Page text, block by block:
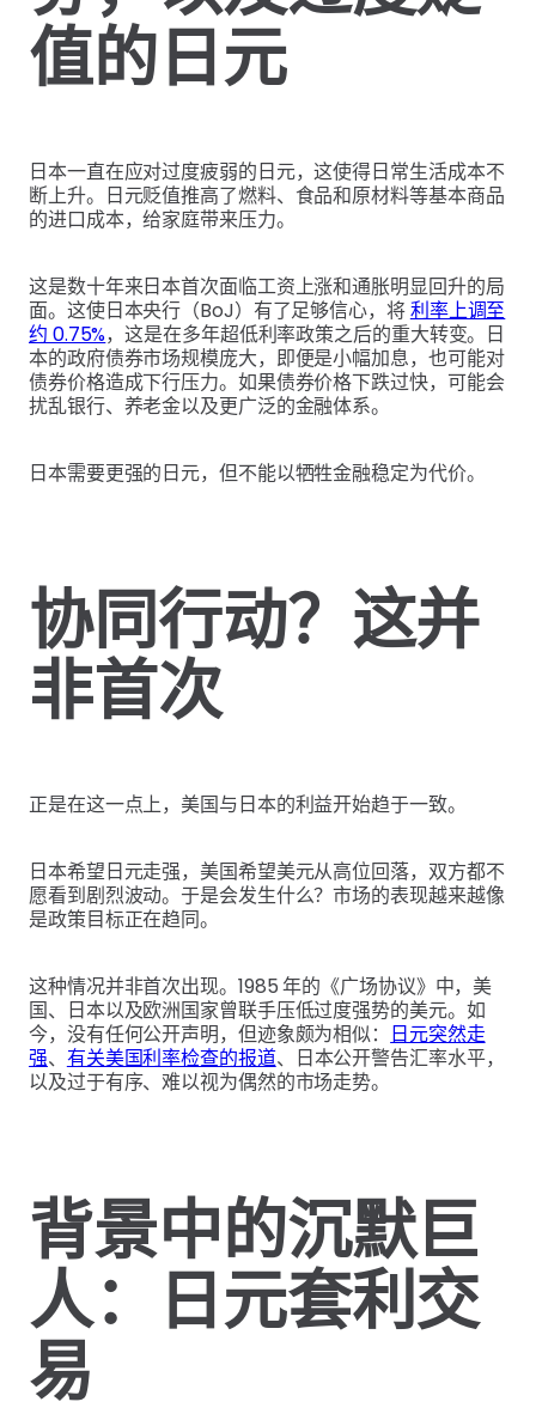
值的日元
日本一直在应对过度疲弱的日元，这使得日常生活成本不
断上升。日元贬值推高了燃料、食品和原材料等基本商品
的进口成本，给家庭带来压力。
这是数十年来日本首次面临工资上涨和通胀明显回升的局
面。这使日本央行（BoJ）有了足够信心，将利率上调至
约 0.75%，这是在多年超低利率政策之后的重大转变。日
本的政府债券市场规模庞大，即便是小幅加息，也可能对
债券价格造成下行压力。如果债券价格下跌过快，可能会
扰乱银行、养老金以及更广泛的金融体系。
日本需要更强的日元，但不能以牺牲金融稳定为代价。
协同行动？这并
非首次
正是在这一点上，美国与日本的利益开始趋于一致。
日本希望日元走强，美国希望美元从高位回落，双方都不
愿看到剧烈波动。于是会发生什么？市场的表现越来越像
是政策目标正在趋同。
这种情况并非首次出现。1985 年的《广场协议》中，美
国、日本以及欧洲国家曾联手压低过度强势的美元。如
今，没有任何公开声明，但迹象颇为相似： 日元突然走
强、 有关美国利率检查的报道、日本公开警告汇率水平，
以及过于有序、难以视为偶然的市场走势。
背景中的沉默巨
人：日元套利交
易